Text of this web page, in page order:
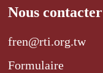
Nous contacter
fren@rti.org.tw
Formulaire